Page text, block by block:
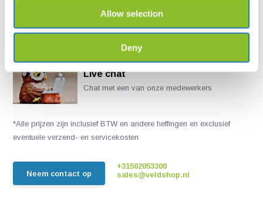
Allow selection
Deny
Live chat
Chat met een van onze medewerkers
*Alle prijzen zijn inclusief BTW en andere heffingen en exclusief
eventuele verzend- en servicekosten
Neem contact op
+31502053300
sales@veldshop.nl